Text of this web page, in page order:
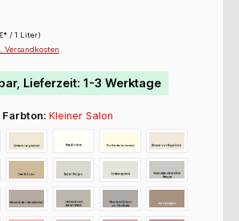
/ 1 Liter)
Lieferzeit: 1-3 Werktage
Farbton: Kleiner Salon